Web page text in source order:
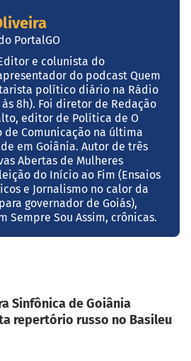
PortalGO
e colunista do
do podcast Quem
político diário na Rádio
8h). Foi diretor de Redação
editor de Política de O
de Comunicação na última
em Goiânia. Autor de três
Abertas de Mulheres
do Início ao Fim (Ensaios
e Jornalismo no calor da
governador de Goiás),
Sempre Sou Assim, crônicas.
Sinfônica de Goiânia
repertório russo no Basileu